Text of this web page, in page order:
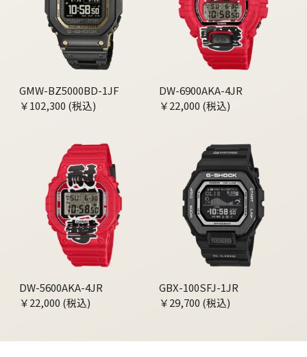
GMW-BZ5000BD-1JF
￥102,300 (税込)
DW-6900AKA-4JR
￥22,000 (税込)
DW-5600AKA-4JR
￥22,000 (税込)
GBX-100SFJ-1JR
￥29,700 (税込)